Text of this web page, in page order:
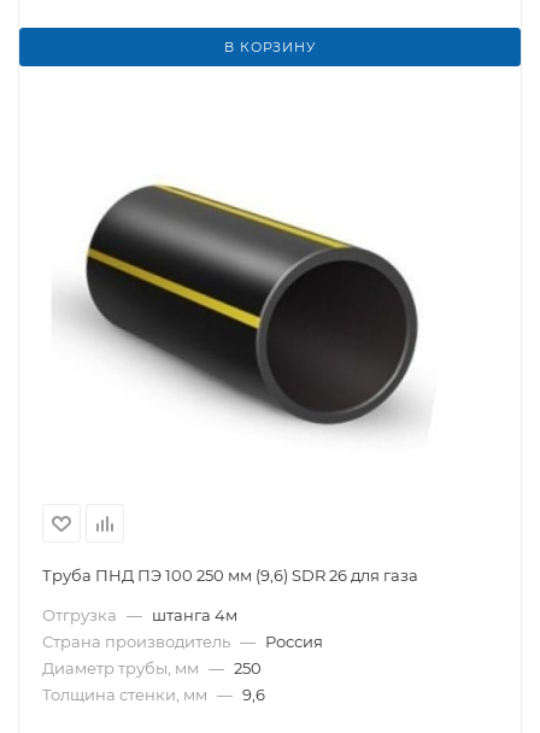
В КОРЗИНУ
Труба ПНД ПЭ 100 250 мм (9,6) SDR 26 для газа
Отгрузка — штанга 4м
Страна производитель — Россия
Диаметр трубы, мм — 250
Толщина стенки, мм — 9,6